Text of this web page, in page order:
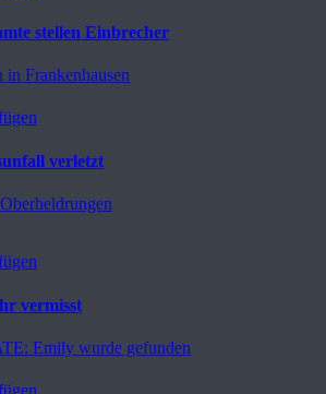
stellen Einbrecher
in Frankenhausen
verletzt
vermisst
Emily wurde gefunden